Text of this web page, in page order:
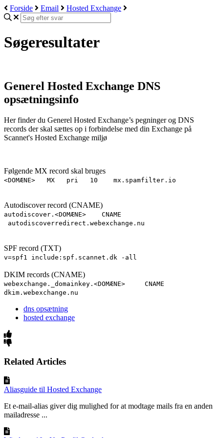
Forside Email Hosted Exchange
Søgeresultater
Generel Hosted Exchange DNS
opsætningsinfo
Her finder du Generel Hosted Exchange’s pegninger og DNS
records der skal sættes op i forbindelse med din Exchange på
Scannet's Hosted Exchange miljø
Følgende MX record skal bruges
<DOMÆNE> MX pri 10 mx.spamfilter.io
Autodiscover record (CNAME)
autodiscover.<DOMÆNE> CNAME
autodiscoverredirect.webexchange.nu
SPF record (TXT)
v=spf1 include:spf.scannet.dk -all
DKIM records (CNAME)
webexchange._domainkey.<DOMÆNE> CNAME
dkim.webexchange.nu
dns opsætning
hosted exchange
Related Articles
Aliasguide til Hosted Exchange
Et e-mail-alias giver dig mulighed for at modtage mails fra en anden
mailadresse ...